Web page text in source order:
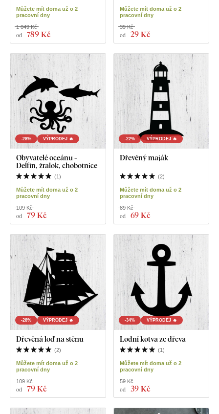
Můžete mít doma už o 2
pracovní dny
od 789 Kč
1 049 Kč
Můžete mít doma už o 2
pracovní dny
od 29 Kč
39 Kč
-28% VÝPRODEJ 🔥
Obyvatelé oceánu -
Delfín, žralok, chobotnice
(1)
Můžete mít doma už o 2
pracovní dny
od 79 Kč
109 Kč
-22% VÝPRODEJ 🔥
Dřevěný maják
(2)
Můžete mít doma už o 2
pracovní dny
od 69 Kč
89 Kč
-28% VÝPRODEJ 🔥
Dřevěná loď na stěnu
(2)
Můžete mít doma už o 2
pracovní dny
od 79 Kč
109 Kč
-34% VÝPRODEJ 🔥
Lodní kotva ze dřeva
(1)
Můžete mít doma už o 2
pracovní dny
od 39 Kč
59 Kč